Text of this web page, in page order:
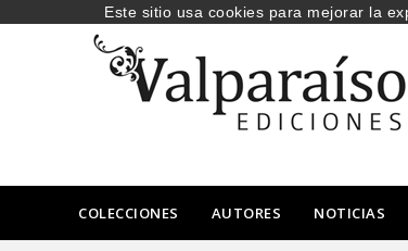
COLECCIONES AUTORES NOTICIAS
Este sitio usa cookies para mejorar la